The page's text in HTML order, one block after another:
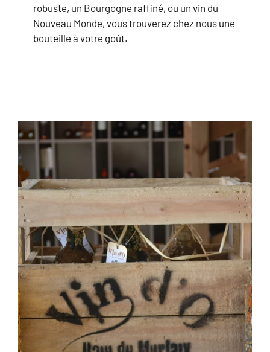
robuste, un Bourgogne raffiné, ou un vin du
Nouveau Monde, vous trouverez chez nous une
bouteille à votre goût.